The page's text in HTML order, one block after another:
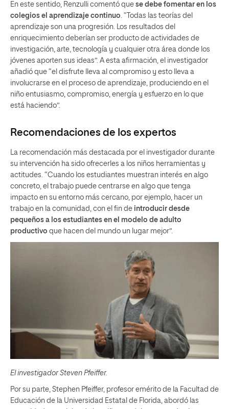
En este sentido, Renzulli comentó que se debe fomentar en los
colegios el aprendizaje continuo . “Todas las teorías del
aprendizaje son una progresión. Los resultados del
enriquecimiento deberían ser producto de actividades de
investigación, arte, tecnología y cualquier otra área donde los
jóvenes aporten sus ideas”. A esta afirmación, el investigador
añadió que “el disfrute lleva al compromiso y esto lleva a
involucrarse en el proceso de aprendizaje, produciendo en el
niño entusiasmo, compromiso, energía y esfuerzo en lo que
está haciendo”.
Recomendaciones de los expertos
La recomendación más destacada por el investigador durante
su intervención ha sido ofrecerles a los niños herramientas y
actitudes. “Cuando los estudiantes muestran interés en algo
concreto, el trabajo puede centrarse en algo que tenga
impacto en su entorno más cercano, por ejemplo, hacer un
trabajo en la comunidad, con el fin de introducir desde
pequeños a los estudiantes en el modelo de adulto
productivo que hacen del mundo un lugar mejor”.
El investigador Steven Pfeiffer.
Por su parte, Stephen Pfeiffer, profesor emérito de la Facultad de
Educación de la Universidad Estatal de Florida, abordó las